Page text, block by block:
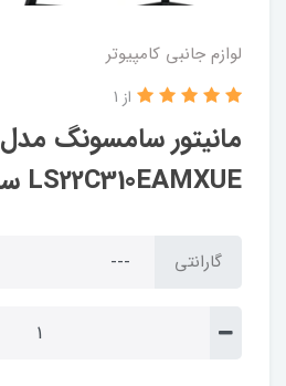
لوازم جانبی کامپیوتر
مانیتور سامسونگ مدل
LS22C310EAMXUE سایز 22 اینچ
از 1
گارانتی